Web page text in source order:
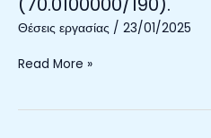
ΚΑΤΑΓΡΑΦΗ
ΤΗΣ
ΚΑΤΑΣΤΑΣΗΣ
ΥΠΟΠΕΡΙΟΧΩΝ
Θέσεις εργασίας / 23/01/2025
ΣΥΜΒΑΣΗ
ΕΡΓΑΣΙΑΣ
ΙΔΙΩΤΙΚΟΥ
Read More »